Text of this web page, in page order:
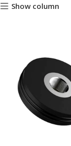
Show column